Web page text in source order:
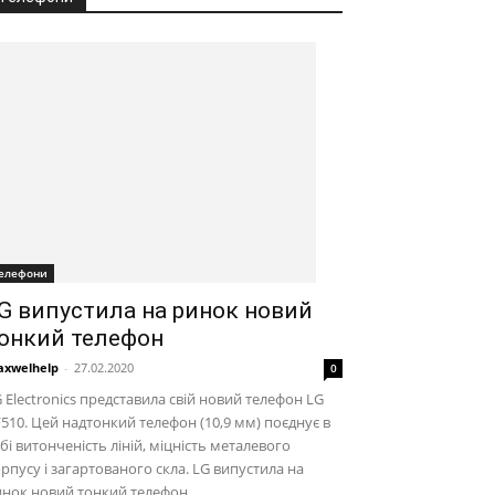
випустила на ринок новий
телефон
- 27.02.2020 0
Electronics представила свій новий телефон LG
Цей надтонкий телефон (10,9 мм) поєднує в
витонченість ліній, міцність металевого
і загартованого скла. LG випустила на